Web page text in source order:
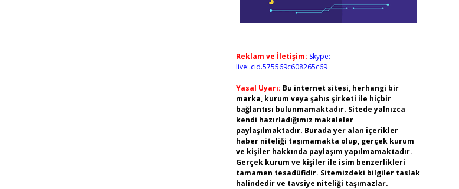
Reklam ve İletişim: Skype:
live:.cid.575569c608265c69
Yasal Uyarı: Bu internet sitesi, herhangi bir
marka, kurum veya şahıs şirketi ile hiçbir
bağlantısı bulunmamaktadır. Sitede yalnızca
kendi hazırladığımız makaleler
paylaşılmaktadır. Burada yer alan içerikler
haber niteliği taşımamakta olup, gerçek kurum
ve kişiler hakkında paylaşım yapılmamaktadır.
Gerçek kurum ve kişiler ile isim benzerlikleri
tamamen tesadüfidir. Sitemizdeki bilgiler taslak
halindedir ve tavsiye niteliği taşımazlar.